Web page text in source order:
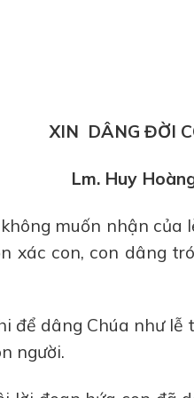
XIN DÂNG ĐỜI
Lm. Huy
muốn nhận của
xác con, con dâng
để dâng Chúa như
người.